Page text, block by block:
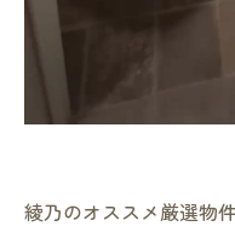
綾乃のオススメ厳選物